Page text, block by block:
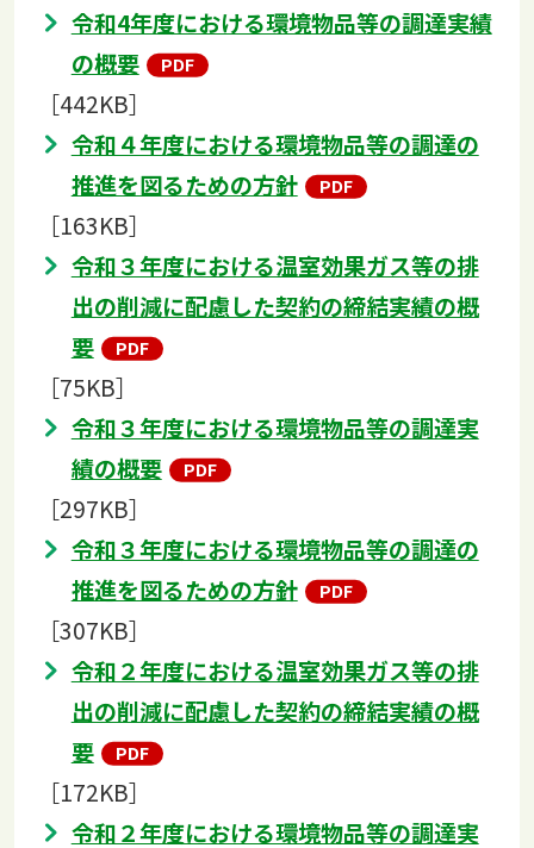
令和4年度における環境物品等の調達実績
の概要
［442KB］
令和４年度における環境物品等の調達の
推進を図るための方針
［163KB］
令和３年度における温室効果ガス等の排
出の削減に配慮した契約の締結実績の概
要
［75KB］
令和３年度における環境物品等の調達実
績の概要
［297KB］
令和３年度における環境物品等の調達の
推進を図るための方針
［307KB］
令和２年度における温室効果ガス等の排
出の削減に配慮した契約の締結実績の概
要
［172KB］
令和２年度における環境物品等の調達実